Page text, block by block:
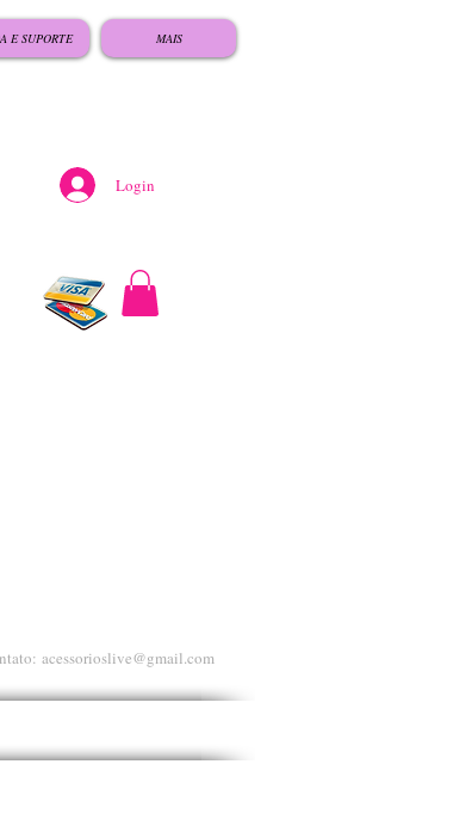
E SUPORTE MAIS
Login
acessorioslive@gmail.com